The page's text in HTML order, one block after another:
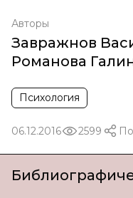
Авторы
Завражнов
Романова
Психология
06.12.2016 2599